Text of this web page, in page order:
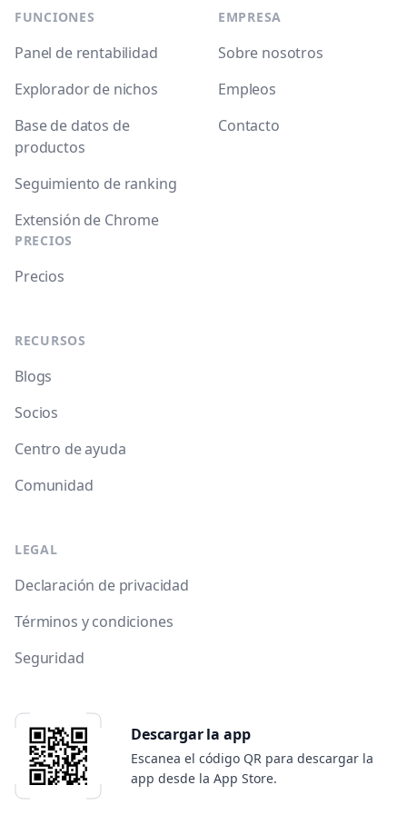
FUNCIONES
Panel de rentabilidad
Explorador de nichos
Base de datos de
productos
Seguimiento de ranking
Extensión de Chrome
PRECIOS
Precios
RECURSOS
Blogs
Socios
Centro de ayuda
Comunidad
LEGAL
Declaración de privacidad
Términos y condiciones
Seguridad
EMPRESA
Sobre nosotros
Empleos
Contacto
Descargar la app
Escanea el código QR para descargar la
app desde la App Store.